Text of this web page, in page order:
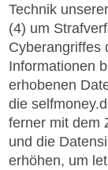
Technik
(4) um
Cyberangriffes
Informationen
erhobenen
die
ferner mit dem
und die
erhöhen, um